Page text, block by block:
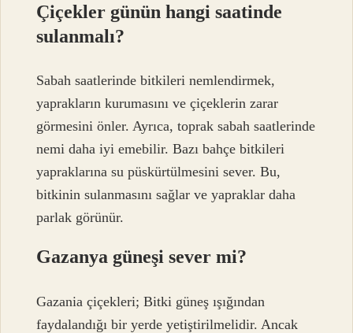
Çiçekler günün hangi saatinde
sulanmalı?
Sabah saatlerinde bitkileri nemlendirmek,
yaprakların kurumasını ve çiçeklerin zarar
görmesini önler. Ayrıca, toprak sabah saatlerinde
nemi daha iyi emebilir. Bazı bahçe bitkileri
yapraklarına su püskürtülmesini sever. Bu,
bitkinin sulanmasını sağlar ve yapraklar daha
parlak görünür.
Gazanya güneşi sever mi?
Gazania çiçekleri; Bitki güneş ışığından
faydalandığı bir yerde yetiştirilmelidir. Ancak